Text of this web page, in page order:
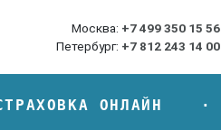
Москва: +7 499 350 15 56
Петербург: +7 812 243 14 00
ОНЛАЙН